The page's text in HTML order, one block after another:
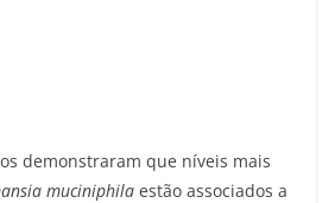
demonstraram que níveis mais
muciniphila estão associados a